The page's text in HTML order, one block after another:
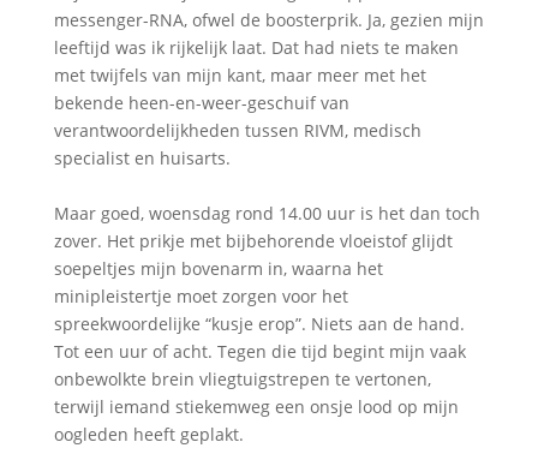
messenger-RNA, ofwel de boosterprik. Ja, gezien mijn
leeftijd was ik rijkelijk laat. Dat had niets te maken
met twijfels van mijn kant, maar meer met het
bekende heen-en-weer-geschuif van
verantwoordelijkheden tussen RIVM, medisch
specialist en huisarts.
Maar goed, woensdag rond 14.00 uur is het dan toch
zover. Het prikje met bijbehorende vloeistof glijdt
soepeltjes mijn bovenarm in, waarna het
minipleistertje moet zorgen voor het
spreekwoordelijke “kusje erop”. Niets aan de hand.
Tot een uur of acht. Tegen die tijd begint mijn vaak
onbewolkte brein vliegtuigstrepen te vertonen,
terwijl iemand stiekemweg een onsje lood op mijn
oogleden heeft geplakt.